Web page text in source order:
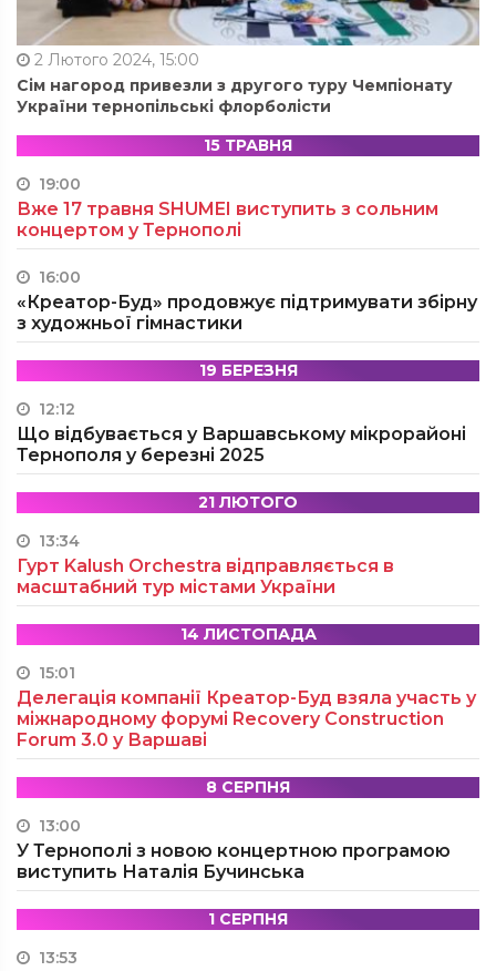
2 Лютого 2024, 15:00
Сім нагород привезли з другого туру Чемпіонату
України тернопільські флорболісти
15 ТРАВНЯ
19:00
Вже 17 травня SHUMEI виступить з сольним
концертом у Тернополі
16:00
«Креатор-Буд» продовжує підтримувати збірну
з художньої гімнастики
19 БЕРЕЗНЯ
12:12
Що відбувається у Варшавському мікрорайоні
Тернополя у березні 2025
21 ЛЮТОГО
13:34
Гурт Kalush Orchestra відправляється в
масштабний тур містами України
14 ЛИСТОПАДА
15:01
Делегація компанії Креатор-Буд взяла участь у
міжнародному форумі Recovery Construction
Forum 3.0 у Варшаві
8 СЕРПНЯ
13:00
У Тернополі з новою концертною програмою
виступить Наталія Бучинська
1 СЕРПНЯ
13:53